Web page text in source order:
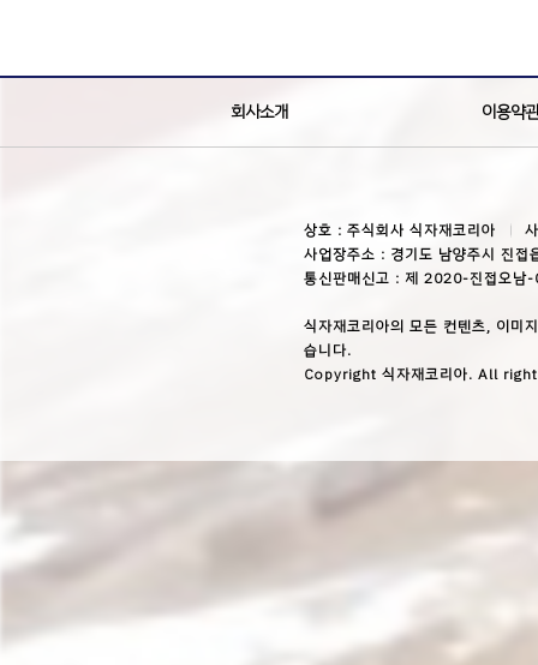
회사소개 이용약
상호 : 주식회사 식자재코리아
사업장주소 : 경기도 남양주시 진
통신판매신고 : 제 2020-진접오남
식자재코리아의 모든 컨텐츠, 이미
습니다.
Copyright 식자재코리아. All